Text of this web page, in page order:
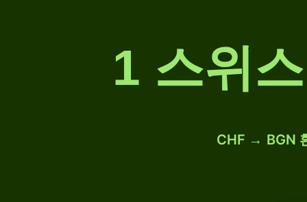
1 스위
CHF → BGN